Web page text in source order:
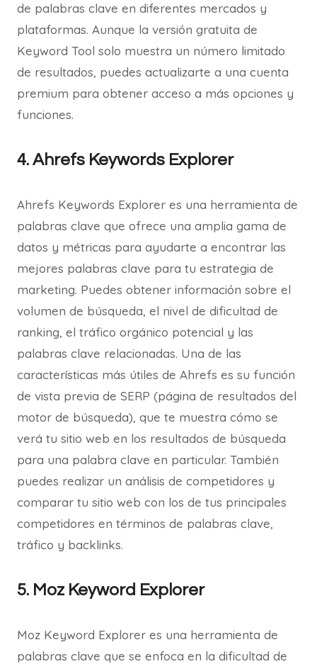
de palabras clave en diferentes mercados y
plataformas. Aunque la versión gratuita de
Keyword Tool solo muestra un número limitado
de resultados, puedes actualizarte a una cuenta
premium para obtener acceso a más opciones y
funciones.
4. Ahrefs Keywords Explorer
Ahrefs Keywords Explorer es una herramienta de
palabras clave que ofrece una amplia gama de
datos y métricas para ayudarte a encontrar las
mejores palabras clave para tu estrategia de
marketing. Puedes obtener información sobre el
volumen de búsqueda, el nivel de dificultad de
ranking, el tráfico orgánico potencial y las
palabras clave relacionadas. Una de las
características más útiles de Ahrefs es su función
de vista previa de SERP (página de resultados del
motor de búsqueda), que te muestra cómo se
verá tu sitio web en los resultados de búsqueda
para una palabra clave en particular. También
puedes realizar un análisis de competidores y
comparar tu sitio web con los de tus principales
competidores en términos de palabras clave,
tráfico y backlinks.
5. Moz Keyword Explorer
Moz Keyword Explorer es una herramienta de
palabras clave que se enfoca en la dificultad de